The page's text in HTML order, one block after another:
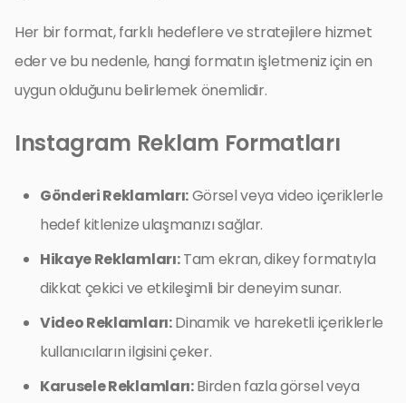
Her bir format, farklı hedeflere ve stratejilere hizmet
eder ve bu nedenle, hangi formatın işletmeniz için en
uygun olduğunu belirlemek önemlidir.
Instagram Reklam Formatları
Gönderi Reklamları:Görsel veya video içeriklerle
hedef kitlenize ulaşmanızı sağlar.
Hikaye Reklamları:Tam ekran, dikey formatıyla
dikkat çekici ve etkileşimli bir deneyim sunar.
Video Reklamları:Dinamik ve hareketli içeriklerle
kullanıcıların ilgisini çeker.
Karusele Reklamları:Birden fazla görsel veya